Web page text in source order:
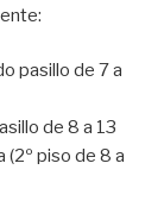
pasillo de 7 a
de 8 a 13
(2º piso de 8 a